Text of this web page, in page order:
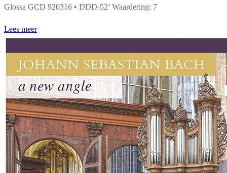
Glossa GCD 920316 • DDD-52’ Waardering: 7
Lees meer